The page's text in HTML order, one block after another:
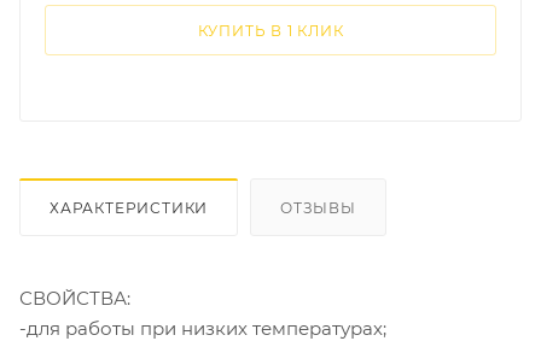
КУПИТЬ В 1 КЛИК
ХАРАКТЕРИСТИКИ ОТЗЫВЫ
СВОЙСТВА:
-для работы при низких температурах;